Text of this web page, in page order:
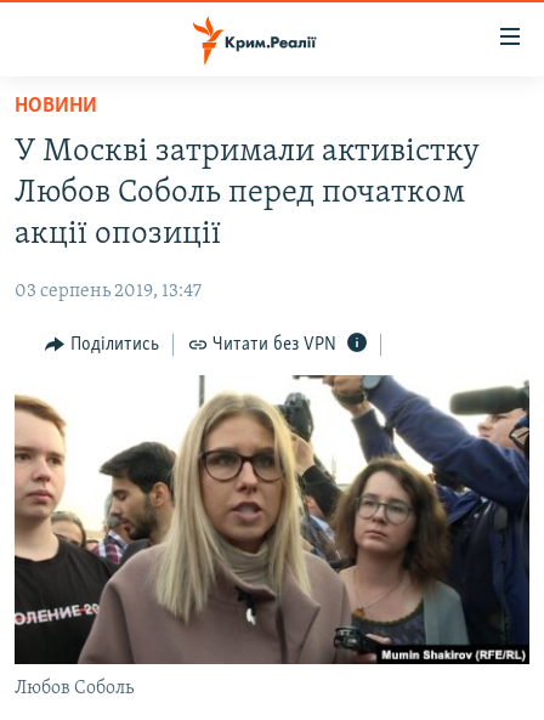
Перейти
основного
матеріалу
Перейти
до
основної
навігації
Перейти
пошуку
ВОДА.КРИМ
ВІДЕО ТА ФОТО
БЛОГИ
ПОГЛЯД
ІНТЕРВ'Ю
ВСЕ ЗА ДЕНЬ
СПЕЦПРОЕКТИ
ДЕПОРТАЦІЯ
ВІДЕОУРОКИ «ELIFBE»
СВІДЧЕННЯ ОКУПАЦІЇ
УКРАЇНСЬКА ПРОБЛЕМА КРИМУ
ІНФОГРАФІКА
ЯК ОБІЙТИ БЛОКУВАННЯ
Qırımtatar
ДОЛУЧАЙСЯ!
НОВИНИ
У Москві затримали активістку
Любов Соболь перед початком
акції опозиції
03 серпень 2019, 13:47
Поділитись Читати без VPN
Любов Соболь